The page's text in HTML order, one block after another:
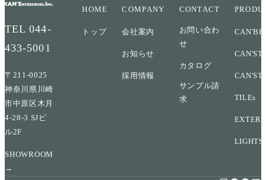
TEL044-
433-5001
〒211-0025
神奈川県川崎
市中原区木月
4-28-3 SJビ
ル2F
SHOWROOM
→
HOME
トップ
COMPANY
会社案内
お知らせ
採用情報
CONTACT
お問い合わ
せ
カタログ
サンプル請
求
TILEs
LIGHTS